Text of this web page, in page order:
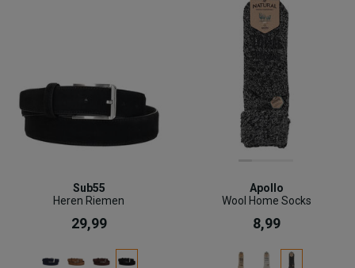
Sub55
Heren Riemen
29,99
Apollo
Wool Home Socks
8,99